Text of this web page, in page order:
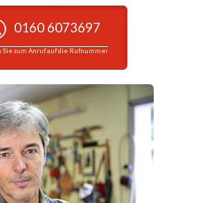
0160 6073697
Sie zum Anruf auf die Rufnummer